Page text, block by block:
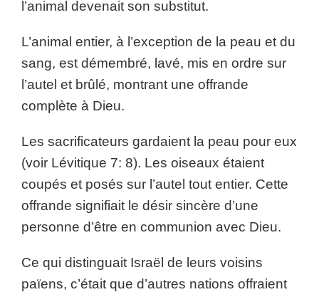
l’animal devenait son substitut.
L’animal entier, à l’exception de la peau et du
sang, est démembré, lavé, mis en ordre sur
l’autel et brûlé, montrant une offrande
complète à Dieu.
Les sacrificateurs gardaient la peau pour eux
(voir Lévitique 7: 8). Les oiseaux étaient
coupés et posés sur l’autel tout entier. Cette
offrande signifiait le désir sincère d’une
personne d’être en communion avec Dieu.
Ce qui distinguait Israël de leurs voisins
païens, c’était que d’autres nations offraient